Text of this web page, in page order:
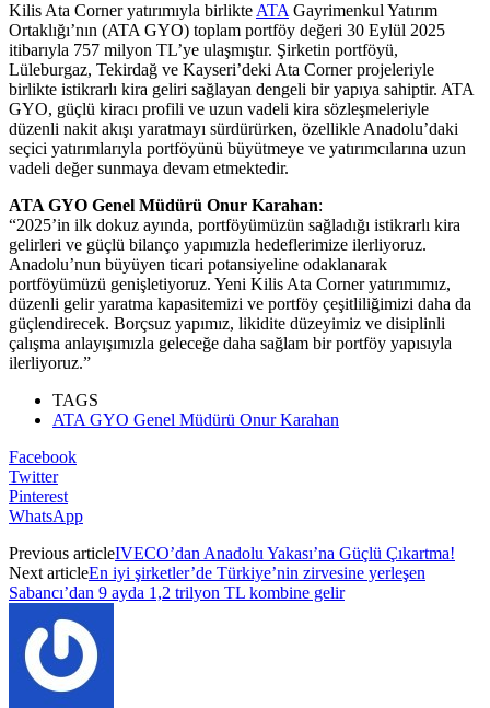
Kilis Ata Corner yatırımıyla birlikte ATA Gayrimenkul Yatırım
Ortaklığı’nın (ATA GYO) toplam portföy değeri 30 Eylül 2025
itibarıyla 757 milyon TL’ye ulaşmıştır. Şirketin portföyü,
Lüleburgaz, Tekirdağ ve Kayseri’deki Ata Corner projeleriyle
birlikte istikrarlı kira geliri sağlayan dengeli bir yapıya sahiptir. ATA
GYO, güçlü kiracı profili ve uzun vadeli kira sözleşmeleriyle
düzenli nakit akışı yaratmayı sürdürürken, özellikle Anadolu’daki
seçici yatırımlarıyla portföyünü büyütmeye ve yatırımcılarına uzun
vadeli değer sunmaya devam etmektedir.
ATA GYO Genel Müdürü Onur Karahan:
“2025’in ilk dokuz ayında, portföyümüzün sağladığı istikrarlı kira
gelirleri ve güçlü bilanço yapımızla hedeflerimize ilerliyoruz.
Anadolu’nun büyüyen ticari potansiyeline odaklanarak
portföyümüzü genişletiyoruz. Yeni Kilis Ata Corner yatırımımız,
düzenli gelir yaratma kapasitemizi ve portföy çeşitliliğimizi daha da
güçlendirecek. Borçsuz yapımız, likidite düzeyimiz ve disiplinli
çalışma anlayışımızla geleceğe daha sağlam bir portföy yapısıyla
ilerliyoruz.”
TAGS
ATA GYO Genel Müdürü Onur Karahan
Facebook
Twitter
Pinterest
WhatsApp
Previous articleIVECO’dan Anadolu Yakası’na Güçlü Çıkartma!
Next articleEn iyi şirketler’de Türkiye’nin zirvesine yerleşen
Sabancı’dan 9 ayda 1,2 trilyon TL kombine gelir